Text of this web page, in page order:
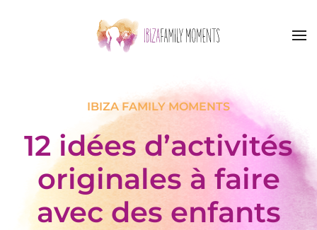
Accéder au contenu principal
IBIZA FAMILY MOMENTS
12 idées d’activités
originales à faire
avec des enfants